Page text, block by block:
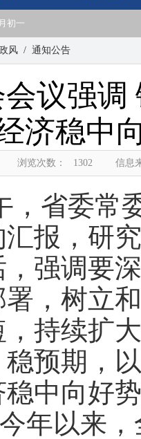
初一
风 / 通知公告
议强调
济稳中
浏览次数： 1302 信息
，省委常
报，研
强调要
，树立
持续扩
预期，
中向好
年以来